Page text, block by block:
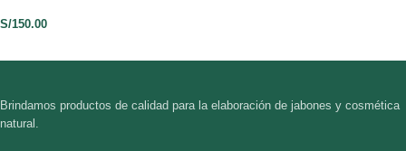
S/150.00
Brindamos productos de calidad para la elaboración de jabones y cosmética
natural.